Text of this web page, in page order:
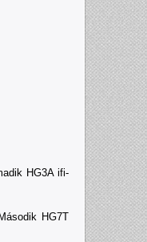
HG3A ifi-
HG7T